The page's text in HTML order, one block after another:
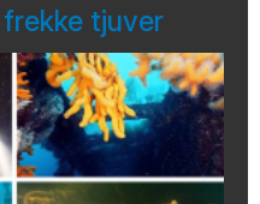
tjuver